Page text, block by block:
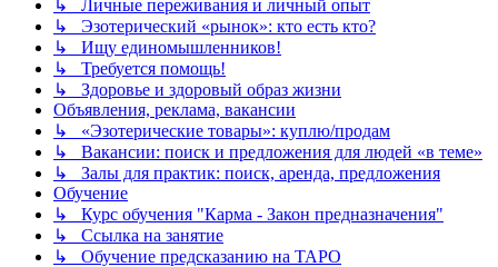
↳ Личные переживания и личный опыт
↳ Эзотерический «рынок»: кто есть кто?
↳ Ищу единомышленников!
↳ Требуется помощь!
↳ Здоровье и здоровый образ жизни
Объявления, реклама, вакансии
↳ «Эзотерические товары»: куплю/продам
↳ Вакансии: поиск и предложения для людей «в теме»
↳ Залы для практик: поиск, аренда, предложения
Обучение
↳ Курс обучения "Карма - Закон предназначения"
↳ Ссылка на занятие
↳ Обучение предсказанию на ТАРО